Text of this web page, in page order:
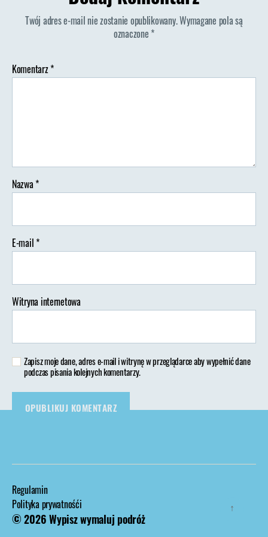
Twój adres e-mail nie zostanie opublikowany.Wymagane pola są
oznaczone *
Komentarz*
Nazwa*
E-mail*
Witryna internetowa
Zapisz moje dane, adres e-mail i witrynę w przeglądarce aby wypełnić dane
podczas pisania kolejnych komentarzy.
Regulamin
Polityka prywatnośći
© 2026Wypisz wymaluj podróż
↑